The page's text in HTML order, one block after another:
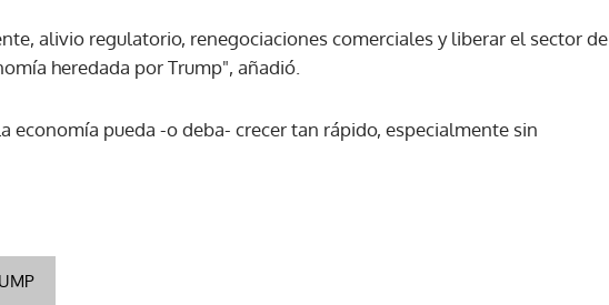
alivio regulatorio, renegociaciones comerciales y liberar el sector de
heredada por Trump", añadió.
economía pueda -o deba- crecer tan rápido, especialmente sin